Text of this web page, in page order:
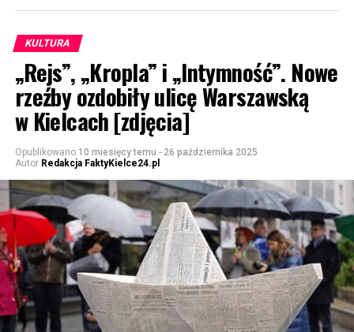
KULTURA
„Rejs”, „Kropla” i „Intymność”. Nowe
rzeźby ozdobiły ulicę Warszawską
w Kielcach [zdjęcia]
Opublikowano 10 miesięcy temu - 26 października 2025
Autor Redakcja FaktyKielce24.pl